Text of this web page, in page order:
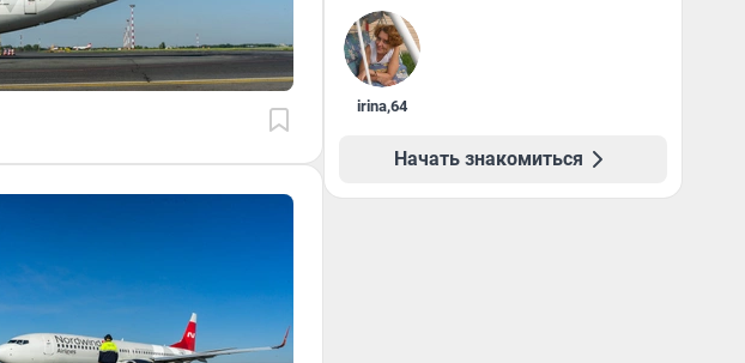
irina,64
Начать знакомиться